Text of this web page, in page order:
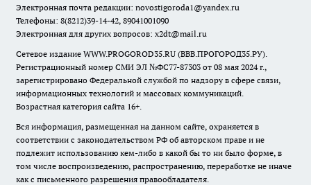
Электронная почта редакции: novostigoroda1@yandex.ru
Телефоны: 8(8212)39-14-42, 89041001090
Электронная для других вопросов: x2dt@mail.ru
Сетевое издание WWW.PROGOROD35.RU (ВВВ.ПРОГОРОД35.РУ).
Регистрационный номер СМИ ЭЛ №ФС77-87303 от 08 мая 2024 г.,
зарегистрировано Федеральной службой по надзору в сфере связи,
информационных технологий и массовых коммуникаций.
Возрастная категория сайта 16+.
Вся информация, размещенная на данном сайте, охраняется в
соответствии с законодательством РФ об авторском праве и не
подлежит использованию кем-либо в какой бы то ни было форме, в
том числе воспроизведению, распространению, переработке не иначе
как с письменного разрешения правообладателя.